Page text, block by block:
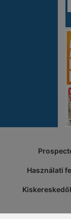
Használati